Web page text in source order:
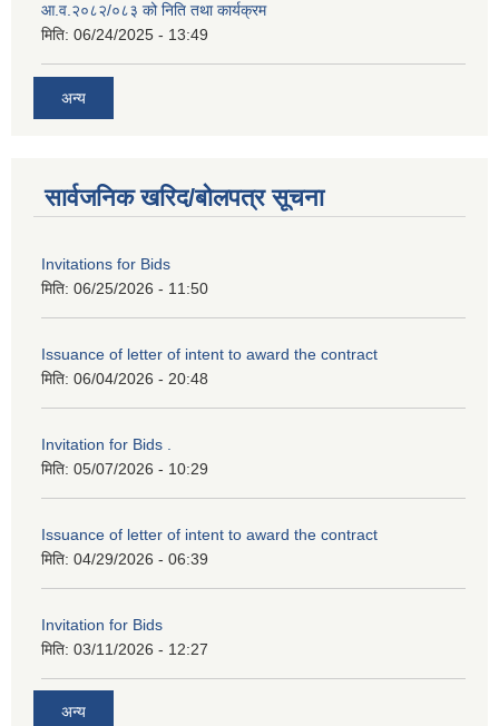
आ.व.२०८२/०८३ को निति तथा कार्यक्रम
मिति: 06/24/2025 - 13:49
अन्य
सार्वजनिक खरिद/बोलपत्र सूचना
Invitations for Bids
मिति: 06/25/2026 - 11:50
Issuance of letter of intent to award the contract
मिति: 06/04/2026 - 20:48
Invitation for Bids .
मिति: 05/07/2026 - 10:29
Issuance of letter of intent to award the contract
मिति: 04/29/2026 - 06:39
Invitation for Bids
मिति: 03/11/2026 - 12:27
अन्य